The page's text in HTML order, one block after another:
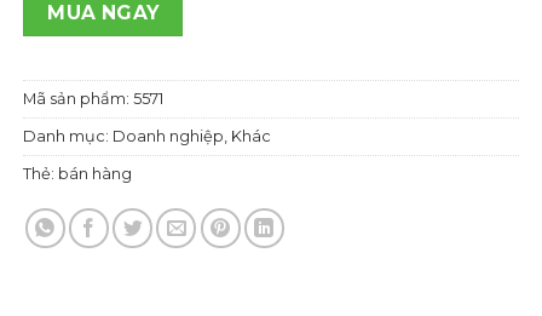
MUA NGAY
Mã sản phẩm:5571
Danh mục: Doanh nghiệp, Khác
Thẻ: bán hàng